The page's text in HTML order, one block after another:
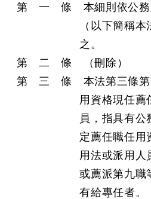
第 一 條 本細則依公務
（以下簡稱
之。
第 二 條 （刪除）
第 三 條 本法第三條第
用資格現任薦
員，指具有公
定薦任職任用
用法或派用人
或薦派第九職
有給專任者。